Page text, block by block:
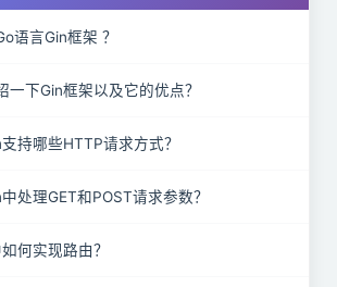
语言Gin框架 ？
一下Gin框架以及它的优点？
持哪些HTTP请求方式？
处理GET和POST请求参数？
何实现路由？